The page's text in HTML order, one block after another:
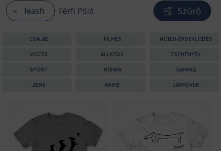
leash Férfi Póló Szűrő
CSALÁD FILMES HOBBI-ÉRDEKLŐDÉS
VICCES ÁLLATOS ESEMÉNYEK
SPORT MUNKA GAMING
ZENE ANIME JÁRMŰVEK